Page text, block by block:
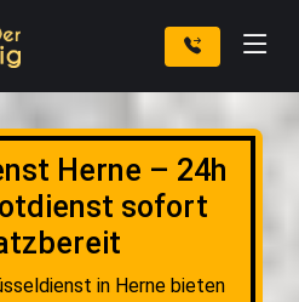
Herne – 24h
sofort
in Herne bieten